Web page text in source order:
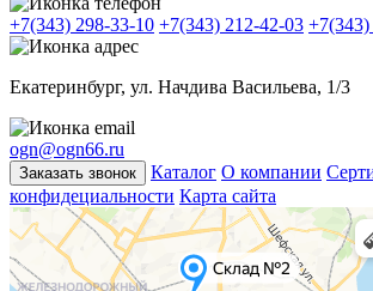
+7(343) 298-33-10 +7(343) 212-42-03
Екатеринбург, ул. Начдива Васильева, 1/3
ogn@ogn66.ru
Заказать звонок Каталог О компании
конфидециальности Карта сайта